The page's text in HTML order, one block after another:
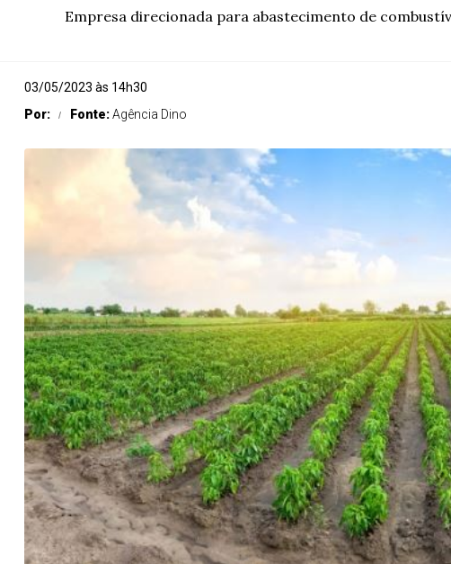
Empresa direcionada para abastecimento de
03/05/2023 às 14h30
Por:
Fonte:Agência Dino